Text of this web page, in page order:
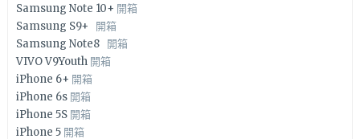
Samsung Note 10+ 開箱
Samsung S9+ 開箱
Samsung Note8 開箱
VIVO V9Youth 開箱
iPhone 6+ 開箱
iPhone 6s 開箱
iPhone 5S 開箱
iPhone 5 開箱